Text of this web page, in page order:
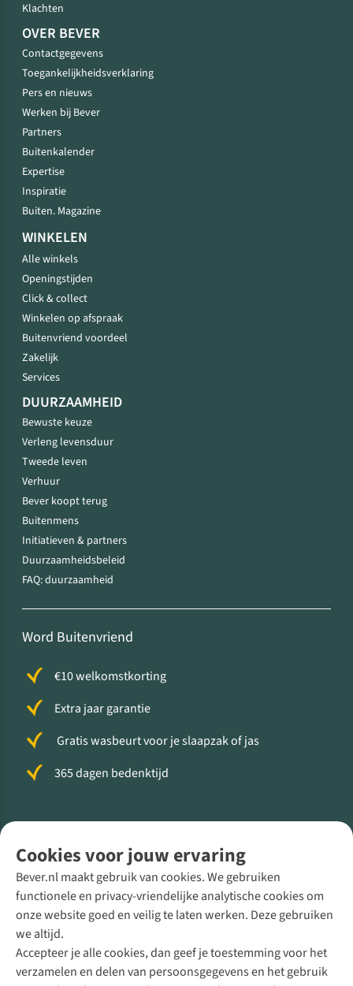
Cookies voor jouw ervaring
Bever.nl maakt gebruik van cookies. We gebruiken
functionele en privacy-vriendelijke analytische cookies om
onze website goed en veilig te laten werken. Deze gebruiken
we altijd.
Accepteer je alle cookies, dan geef je toestemming voor het
verzamelen en delen van persoonsgegevens en het gebruik
Klachten
OVER BEVER
Contactgegevens
Toegankelijkheidsverklaring
Pers en nieuws
Werken bij Bever
Partners
Buitenkalender
Expertise
Inspiratie
Buiten. Magazine
WINKELEN
Alle winkels
Openingstijden
Click & collect
Winkelen op afspraak
Buitenvriend voordeel
Zakelijk
Services
DUURZAAMHEID
Bewuste keuze
Verleng levensduur
Tweede leven
Verhuur
Bever koopt terug
Buitenmens
Initiatieven & partners
Duurzaamheidsbeleid
FAQ: duurzaamheid
Word Buitenvriend
€10 welkomstkorting
Extra jaar garantie
Gratis wasbeurt voor je slaapzak of jas
365 dagen bedenktijd
Direct advies van een Buitenexpert
+31 (0)85 888 50 88
+31 6 12 28 49 80